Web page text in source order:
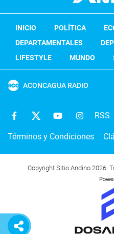
INICIO POLÍTICA
DEPARTAMENTALES
LIFESTYLE
MUNDO
ACONCAGUA RADIO
RSS
Términos y Condiciones
Copyright Sitio Andino 2026.